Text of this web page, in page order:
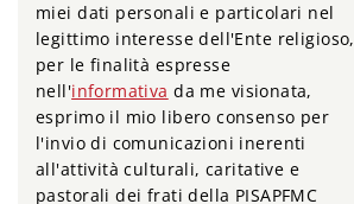
miei dati personali e particolari nel
legittimo interesse dell'Ente religioso,
per le finalità espresse
nell'informativa da me visionata,
esprimo il mio libero consenso per
l'invio di comunicazioni inerenti
all'attività culturali, caritative e
pastorali dei frati della PISAPFMC